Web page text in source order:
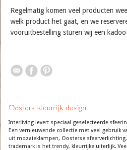
Regelmatig komen veel producten
welk product het gaat, en we
vooruitbestelling sturen wij een
Oosters kleurrijk design
Interliving levert speciaal geselecteerde
Een vernieuwende collectie met veel gebruik
uit mozaieklampen, Oosterse
trademark is het trendy, kleurrijke uiterlijk.